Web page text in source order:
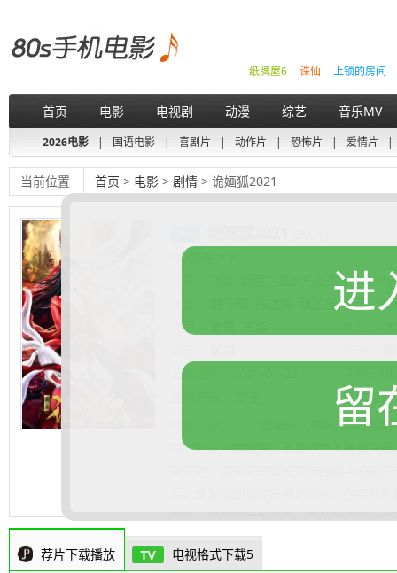
上锁的房间
诛仙
纸牌屋6
首页 电影 电视剧 动漫 综艺 音乐MV
2026电影 | 国语电影 | 喜剧片 | 动作片 | 恐怖片 | 爱情片 |
当前位置 首页 > 电影 > 剧情 > 诡婳狐2021
HD国语中字
莲香/聊斋之狐女与桑生 , The
张芷溪 黄涛 申
类型：
上映日期：
豆瓣短评
改编自《聊斋志异·莲香
后回到故乡麒麟镇，要寻找恋人莲香完
随形。随着案情的进展，各种苗头都指
王府有着千丝万缕的联系，无形中有一
截图80s高清电影下载网
荐片下载播放 电视格式下载5
进
留